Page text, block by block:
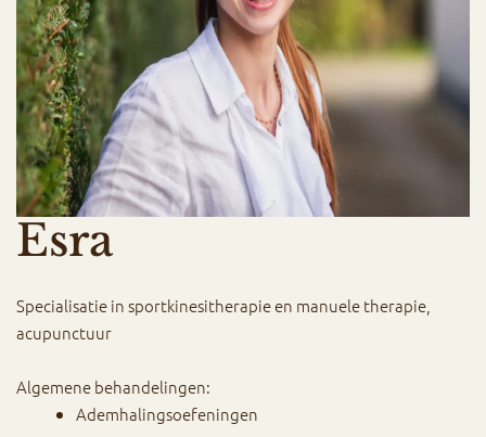
Esra
Specialisatie in sportkinesitherapie en manuele therapie,
acupunctuur
Algemene behandelingen:
Ademhalingsoefeningen